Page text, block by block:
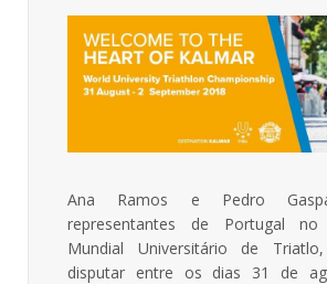
Ana Ramos e Pedro
representantes de Portugal no
Mundial Universitário de
disputar entre os dias 31 de